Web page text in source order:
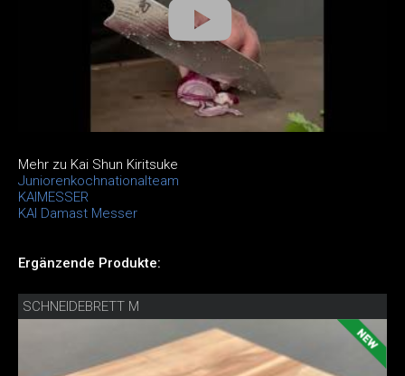
Mehr zu Kai Shun Kiritsuke
Juniorenkochnationalteam
KAIMESSER
KAI Damast Messer
Ergänzende Produkte:
SCHNEIDEBRETT M